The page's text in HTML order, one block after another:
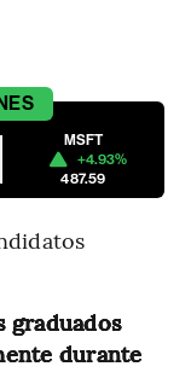
MSFT
+4.93%
487.59
graduados
durante